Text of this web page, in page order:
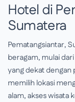
Hotel di
Sumatera
Pematangsiantar,
beragam, mulai
yang dekat dengan
memilih lokasi
alam, akses wisata